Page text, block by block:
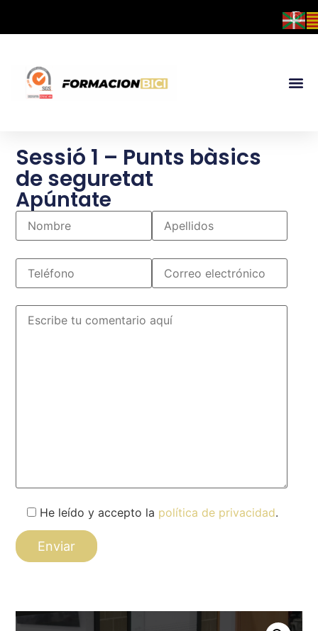
Sessió 1 – Punts bàsics
de seguretat
Apúntate
He leído y accepto la política de privacidad.